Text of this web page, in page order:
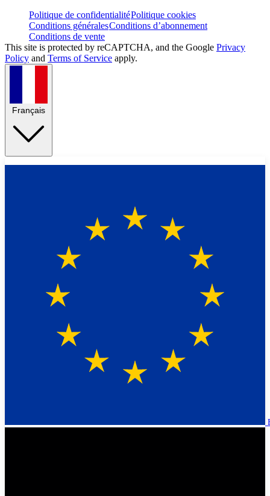
Politique de confidentialitéPolitique cookies
Conditions généralesConditions d’abonnement
Conditions de vente
This site is protected by reCAPTCHA, and the Google Privacy
Policy and Terms of Service apply.
Français